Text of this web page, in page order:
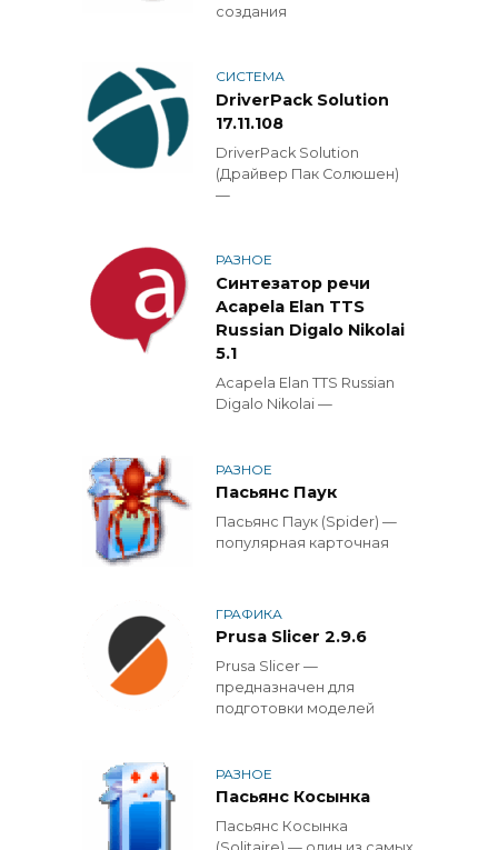
создания
СИСТЕМА
DriverPack Solution
17.11.108
DriverPack Solution
(Драйвер Пак Солюшен)
—
РАЗНОЕ
Синтезатор речи
Acapela Elan TTS
Russian Digalo Nikolai
5.1
Acapela Elan TTS Russian
Digalo Nikolai —
РАЗНОЕ
Пасьянс Паук
Пасьянс Паук (Spider) —
популярная карточная
ГРАФИКА
Prusa Slicer 2.9.6
Prusa Slicer —
предназначен для
подготовки моделей
РАЗНОЕ
Пасьянс Косынка
Пасьянс Косынка